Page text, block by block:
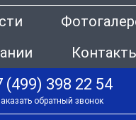
(499) 398 22 54
обратный звонок